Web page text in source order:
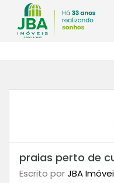
praias perto de
Escrito porJBA